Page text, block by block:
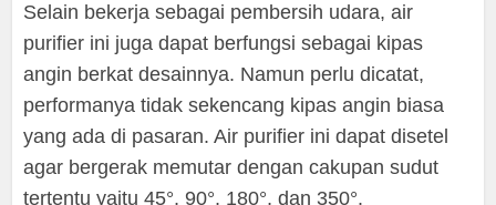
Selain bekerja sebagai pembersih udara, air
purifier ini juga dapat berfungsi sebagai kipas
angin berkat desainnya. Namun perlu dicatat,
performanya tidak sekencang kipas angin biasa
yang ada di pasaran. Air purifier ini dapat disetel
agar bergerak memutar dengan cakupan sudut
tertentu yaitu 45°, 90°, 180°, dan 350°.